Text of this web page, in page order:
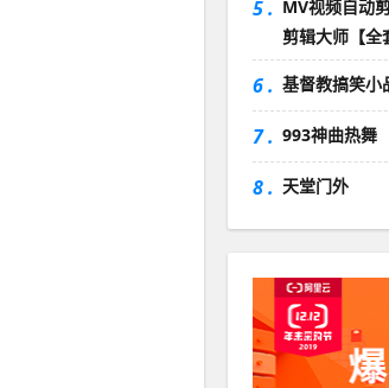
5 . MV视频自动
剪辑大师【全
6 . 基督教搞笑小
7 . 993神曲热舞
8 . 天堂门外